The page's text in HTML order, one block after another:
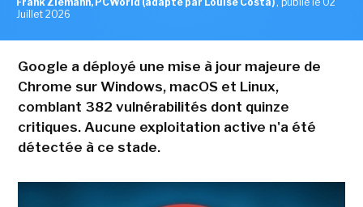
Juillet 2026
Google a déployé une mise à jour majeure de
Chrome sur Windows, macOS et Linux,
comblant 382 vulnérabilités dont quinze
critiques. Aucune exploitation active n'a été
détectée à ce stade.